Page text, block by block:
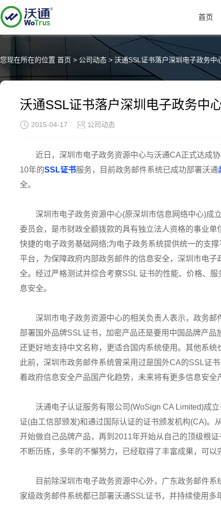
首页
您现在所在的位置 首页 > 公司动态 > 沃通SSL证书落户深圳电子政务中
沃通SSL证书落户深圳电子政务中
2015-04-17 公司动态
近日，深圳市电子政务资源中心与沃通CA正式达成
10年的SSL证书服务，目前政务邮件系统已成功部署沃通
全。
深圳市电子政务资源中心(原深圳市信息网络中心)成
委员会，是市财政全额拨款的具有独立法人资格的事业
快捷的电子政务基础网络;为电子政务系统提供统一的支
平台，为保障政府内部政务邮件的信息安全，深圳市电
全。经过严格测试并综合考察SSL 证书的性能、价格、
息安全。
深圳市电子政务资源中心的相关负责人表示，政务
部署国外品牌SSL证书，加密产品还是要用中国品牌产
还更好地支持中文名称，更适合国内系统使用。其他系
此前，深圳市政务邮件系统曾采用过是国外CA的SSL证
着政府信息安全产品国产化趋势，未来将有更多信息安全
沃通电子认证服务有限公司(WoSign CA Limited)成
证(由工信部颁发)和通过国际认证的证书颁发机构(CA)。
开始做自己品牌产品，再到2011年开始从自己的顶级根
不断历练，多年的不懈努力，已经取得了丰富成果，可
目前除深圳市电子政务资源中心外，广东政务邮件
家级政务邮件系统都已部署沃通SSL证书，并持续使用